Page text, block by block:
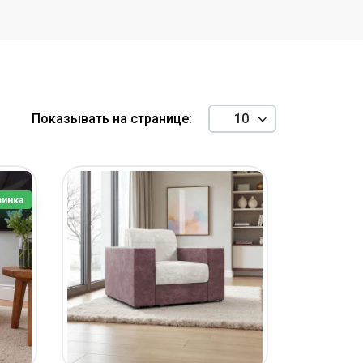
Показывать на странице: